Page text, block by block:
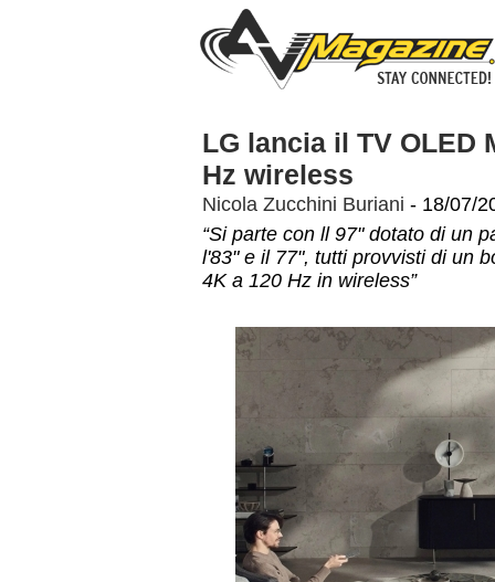
LG lancia il TV OLED
Hz wireless
Nicola Zucchini Buriani - 18/07/
“Si parte con ll 97" dotato di un
l'83" e il 77", tutti provvisti di un
4K a 120 Hz in wireless”